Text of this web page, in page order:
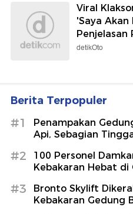
Viral
'Saya Akan
Penjelasan
detikOto
Berita Terpopuler
#1
Penampakan
Api, Sebagian
#2
100 Personel
Kebakaran Hebat di
#3
Bronto Skylift
Kebakaran Gedung